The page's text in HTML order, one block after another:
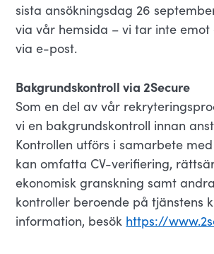
sista ansökningsdag 26
via vår hemsida – vi tar inte emot
via e-post.
Bakgrundskontroll via 2Secure
Som en del av vår
vi en bakgrundskontroll innan
Kontrollen utförs i samarbete
kan omfatta CV-verifiering,
ekonomisk granskning samt
kontroller beroende på tjänstens
information, besök https://